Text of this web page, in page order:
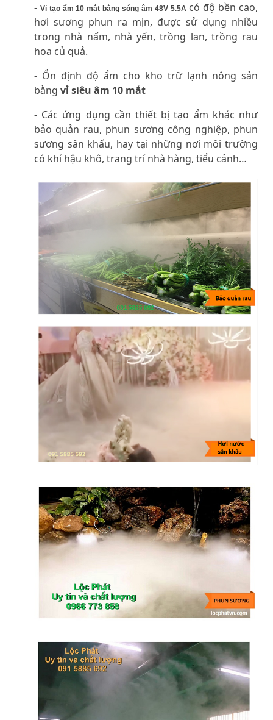
- Vỉ tạo ẩm 10 mắt bằng sóng âm 48V 5.5Acó độ bền cao,
hơi sương phun ra mịn, được sử dụng nhiều
trong nhà nấm, nhà yến, trồng lan, trồng rau
hoa củ quả.
- Ổn định độ ẩm cho kho trữ lạnh nông sản
bằng vỉ siêu âm 10 mắt
- Các ứng dụng cần thiết bị tạo ẩm khác như
bảo quản rau, phun sương công nghiệp, phun
sương sân khấu, hay tại những nơi môi trường
có khí hậu khô, trang trí nhà hàng, tiểu cảnh…